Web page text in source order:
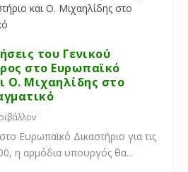
του Γενικού
στο Ευρωπαϊκό
Ο. Μιχαηλίδης στο
Ευρωπαϊκό Δικαστήριο για τις
η αρμόδια υπουργός θα...